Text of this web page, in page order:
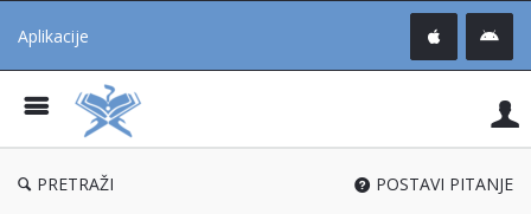
Aplikacije
®
PRETRAŽI POSTAVI PITANJE